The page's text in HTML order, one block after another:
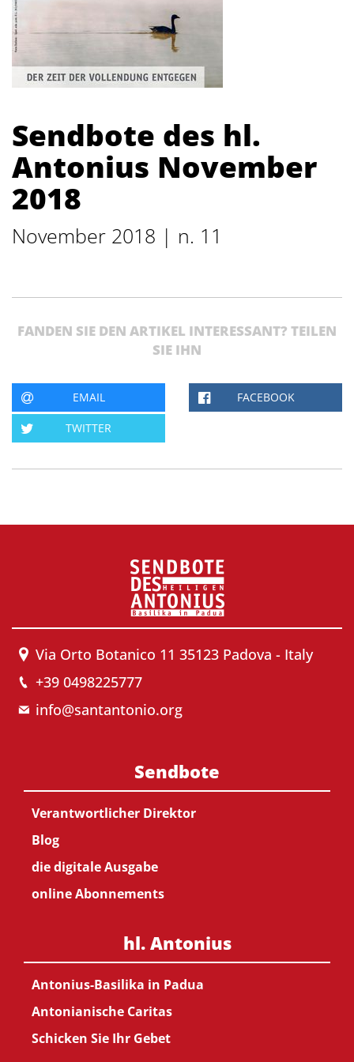
Sendbote des hl.
Antonius November
2018
November 2018 | n. 11
FANDEN SIE DEN ARTIKEL INTERESSANT? TEILEN
SIE IHN
EMAIL FACEBOOK
TWITTER
Via Orto Botanico 11 35123 Padova - Italy
+39 0498225777
info@santantonio.org
Sendbote
Verantwortlicher Direktor
Blog
die digitale Ausgabe
online Abonnements
hl. Antonius
Antonius-Basilika in Padua
Antonianische Caritas
Schicken Sie Ihr Gebet